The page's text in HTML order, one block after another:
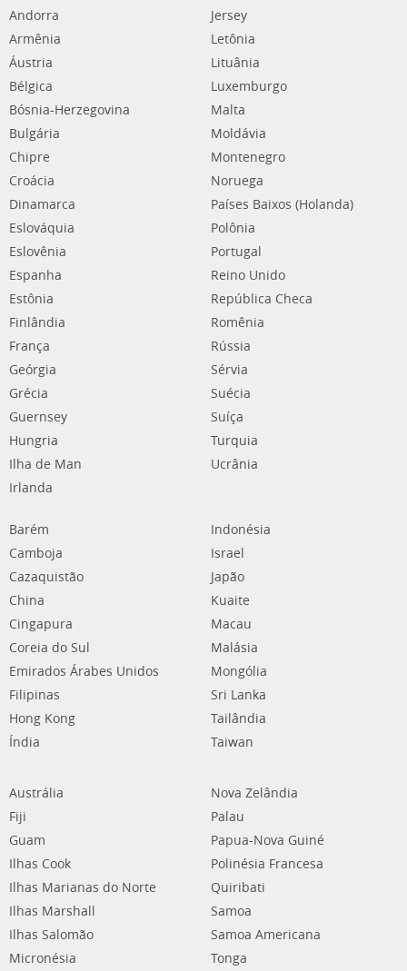
Andorra
Armênia
Áustria
Bélgica
Bósnia-Herzegovina
Bulgária
Chipre
Croácia
Dinamarca
Eslováquia
Eslovênia
Espanha
Estônia
Finlândia
França
Geórgia
Grécia
Guernsey
Hungria
Ilha de Man
Irlanda
Jersey
Letônia
Lituânia
Luxemburgo
Malta
Moldávia
Montenegro
Noruega
Países Baixos (Holanda)
Polônia
Portugal
Reino Unido
República Checa
Romênia
Rússia
Sérvia
Suécia
Suíça
Turquia
Ucrânia
Barém
Camboja
Cazaquistão
China
Cingapura
Coreia do Sul
Emirados Árabes Unidos
Filipinas
Hong Kong
Índia
Indonésia
Israel
Japão
Kuaite
Macau
Malásia
Mongólia
Sri Lanka
Tailândia
Taiwan
Austrália
Fiji
Guam
Ilhas Cook
Ilhas Marianas do Norte
Ilhas Marshall
Ilhas Salomão
Micronésia
Nova Zelândia
Palau
Papua-Nova Guiné
Polinésia Francesa
Quiribati
Samoa
Samoa Americana
Tonga